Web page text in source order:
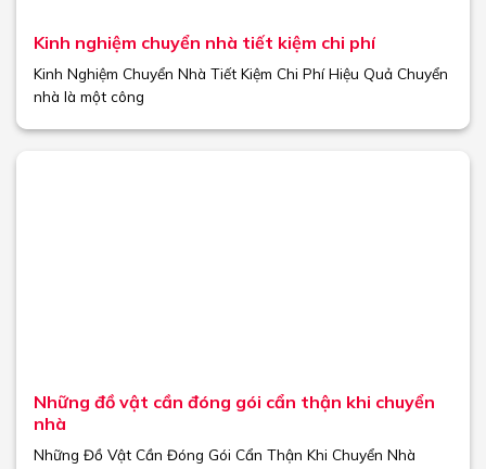
Kinh nghiệm chuyển nhà tiết kiệm chi phí
Kinh Nghiệm Chuyển Nhà Tiết Kiệm Chi Phí Hiệu Quả Chuyển
nhà là một công
Những đồ vật cần đóng gói cẩn thận khi chuyển
nhà
Những Đồ Vật Cần Đóng Gói Cẩn Thận Khi Chuyển Nhà